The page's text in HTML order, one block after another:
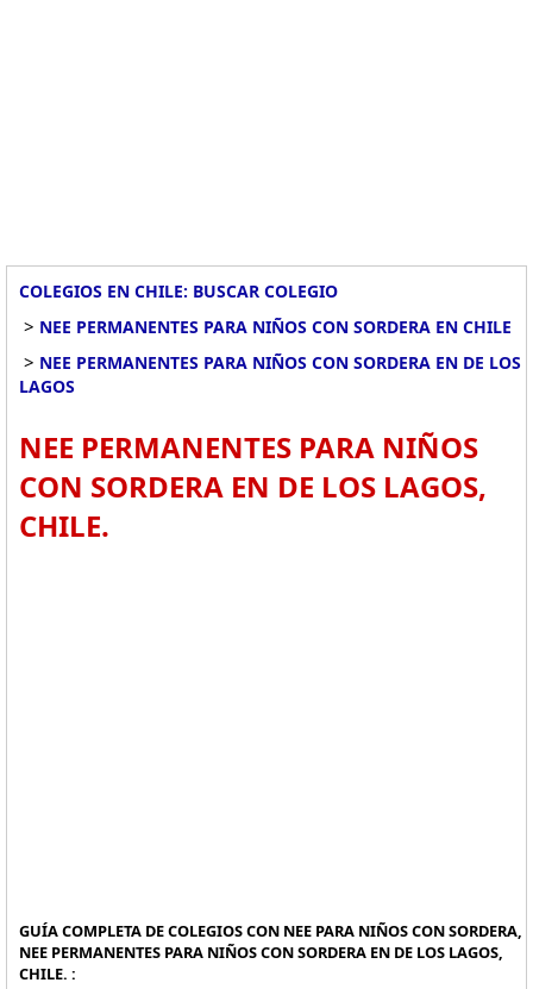
COLEGIOS EN CHILE: BUSCAR COLEGIO
> NEE PERMANENTES PARA NIÑOS CON SORDERA EN CHILE
> NEE PERMANENTES PARA NIÑOS CON SORDERA EN DE LOS
LAGOS
NEE PERMANENTES PARA NIÑOS
CON SORDERA EN DE LOS LAGOS,
CHILE.
GUÍA COMPLETA DE COLEGIOS CON NEE PARA NIÑOS CON SORDERA,
NEE PERMANENTES PARA NIÑOS CON SORDERA EN DE LOS LAGOS,
CHILE. :